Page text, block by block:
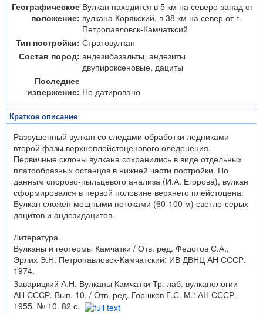
Географическое
положение:
Вулкан находится в 5 км на северо-запад от
вулкана Корякский, в 38 км на север от г.
Петропавловск-Камчатксий
Тип постройки: Стратовулкан
Состав пород: андезибазальты, андезиты
двупироксеновые, дациты
Последнее
извержение: Не датировано
Краткое описание
Разрушенный вулкан со следами обработки ледниками
второй фазы верхнеплейстоценового оледенения.
Первичные склоны вулкана сохранились в виде отдельных
платообразных останцов в нижней части постройки. По
данным спорово-пыльцевого анализа (И.А. Егорова), вулкан
сформировался в первой половине верхнего плейстоцена.
Вулкан сложен мощными потоками (60-100 м) светло-серых
дацитов и андезидацитов.
Литература
Вулканы и геотермы Камчатки / Отв. ред. Федотов С.А.,
Эрлих Э.Н. Петропавловск-Камчатский: ИВ ДВНЦ АН СССР.
1974.
Заварицкий А.Н. Вулканы Камчатки Тр. лаб. вулканологии
АН СССР. Вып. 10. / Отв. ред. Горшков Г.С. М.: АН СССР.
1955. № 10. 82 с.